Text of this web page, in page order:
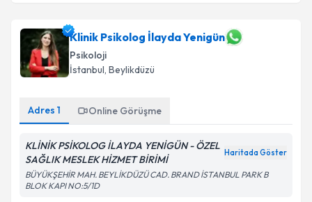
Klinik Psikolog İlayda Yenigün
Psikoloji
İstanbul, Beylikdüzü
Adres 1 Online Görüşme
KLİNİK PSİKOLOG İLAYDA YENİGÜN - ÖZEL
SAĞLIK MESLEK HİZMET BİRİMİ
Haritada Göster
BÜYÜKŞEHİR MAH. BEYLİKDÜZÜ CAD. BRAND İSTANBUL PARK B
BLOK KAPI NO:5/1D